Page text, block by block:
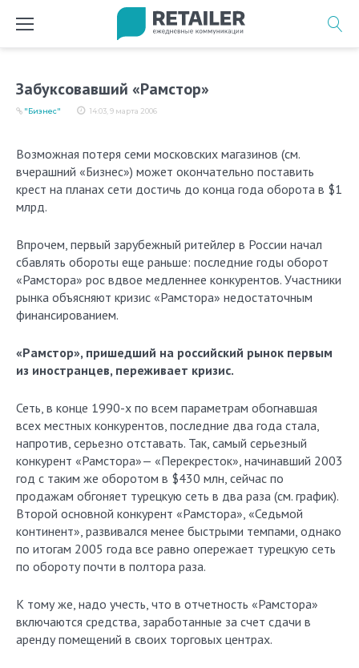
Забуксовавший «Рамстор»
14:03, 9 марта 2006
"Бизнес"
Возможная потеря семи московских магазинов (см.
вчерашний «Бизнес») может окончательно поставить
крест на планах сети достичь до конца года оборота в $1
млрд.
Впрочем, первый зарубежный ритейлер в России начал
сбавлять обороты еще раньше: последние годы оборот
«Рамстора» рос вдвое медленнее конкурентов. Участники
рынка объясняют кризис «Рамстора» недостаточным
финансированием.
«Рамстор», пришедший на российский рынок первым
из иностранцев, переживает кризис.
Сеть, в конце 1990-х по всем параметрам обогнавшая
всех местных конкурентов, последние два года стала,
напротив, серьезно отставать. Так, самый серьезный
конкурент «Рамстора»— «Перекресток», начинавший 2003
год с таким же оборотом в $430 млн, сейчас по
продажам обгоняет турецкую сеть в два раза (см. график).
Второй основной конкурент «Рамстора», «Седьмой
континент», развивался менее быстрыми темпами, однако
по итогам 2005 года все равно опережает турецкую сеть
по обороту почти в полтора раза.
К тому же, надо учесть, что в отчетность «Рамстора»
включаются средства, заработанные за счет сдачи в
аренду помещений в своих торговых центрах.